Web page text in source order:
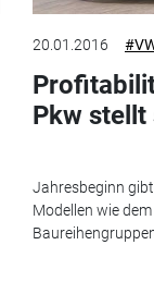
20.01.2016
Pkw stellt
Jahresbeginn
Modellen wie